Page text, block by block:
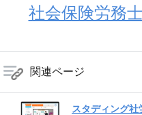
社会保険労務
関連ページ
スタディング社